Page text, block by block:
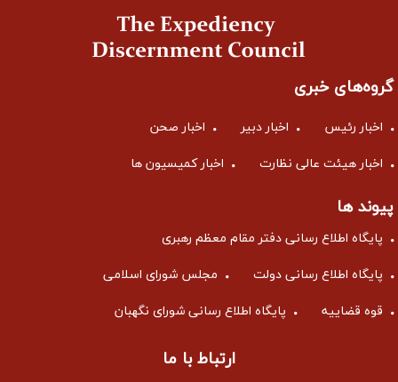
گروه‌های خبری
اخبار رئیس اخبار دبیر اخبار صحن
اخبار هیئت عالی نظارت اخبار کمیسیون ها
پیوند ها
پایگاه اطلاع رسانی دفتر مقام معظم رهبری
پایگاه اطلاع رسانی دولت مجلس شورای اسلامی
قوه قضاییه پایگاه اطلاع رسانی شورای نگهبان
ارتباط با ما